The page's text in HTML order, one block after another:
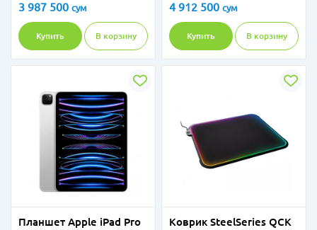
3 987 500 сум
Купить В корзину
4 912 500 сум
Купить В корзину
Планшет Apple iPad Pro
Коврик SteelSeries QCK